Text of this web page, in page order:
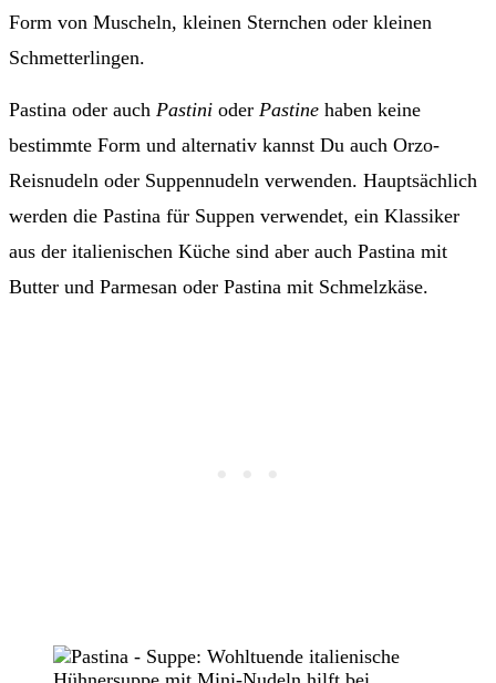
Form von Muscheln, kleinen Sternchen oder kleinen
Schmetterlingen.
Pastina oder auch Pastini oder Pastine haben keine
bestimmte Form und alternativ kannst Du auch Orzo-
Reisnudeln oder Suppennudeln verwenden. Hauptsächlich
werden die Pastina für Suppen verwendet, ein Klassiker
aus der italienischen Küche sind aber auch Pastina mit
Butter und Parmesan oder Pastina mit Schmelzkäse.